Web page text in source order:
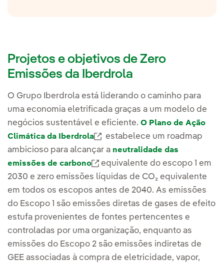
Projetos e objetivos de Zero
Emissões da Iberdrola
O Grupo Iberdrola está liderando o caminho para
uma economia eletrificada graças a um modelo de
negócios sustentável e eficiente. O Plano de Ação
Climática da Iberdrola
External link, opens in new
estabelece um roadmap
ambicioso para alcançar a neutralidade das
emissões de carbono
Link externo, abra em uma nova
equivalente do escopo 1 em
2030 e zero emissões líquidas de CO₂ equivalente
em todos os escopos antes de 2040. As emissões
do Escopo 1 são emissões diretas de gases de efeito
estufa provenientes de fontes pertencentes e
controladas por uma organização, enquanto as
emissões do Escopo 2 são emissões indiretas de
GEE associadas à compra de eletricidade, vapor,